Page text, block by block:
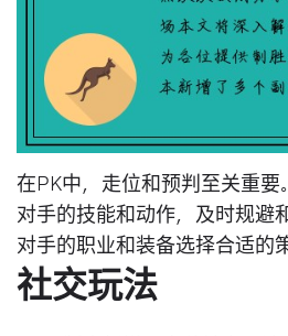
在PK中，走位和预判至关重要
对手的技能和动作，及时规避
对手的职业和装备选择合适的
社交玩法